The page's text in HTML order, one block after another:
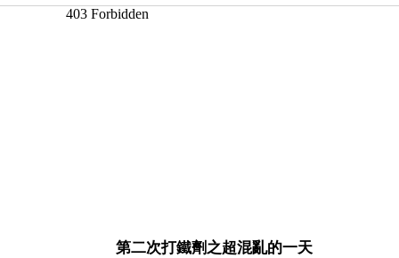
第二次打鐵劑之超混亂的一天